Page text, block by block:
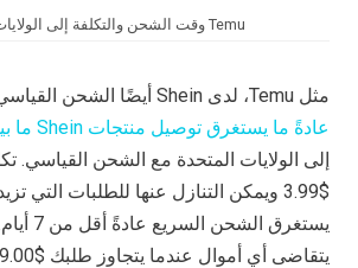
Temu وقت الشحن والتكلفة إلى الولايات المتحدة
مثل Temu، لدى Shein أيضًا الشحن القياسي والشحن السريع.
عادةً ما يستغرق توصيل منتجات Shein ما بين 7 إلى 10 أيام
إلى الولايات المتحدة مع الشحن القياسي.
يتقاضى أي أموال عندما يتجاوز طلبك $129.00.